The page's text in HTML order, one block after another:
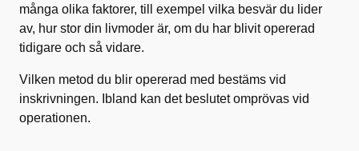
många olika faktorer, till exempel vilka besvär du lider
av, hur stor din livmoder är, om du har blivit opererad
tidigare och så vidare.
Vilken metod du blir opererad med bestäms vid
inskrivningen. Ibland kan det beslutet omprövas vid
operationen.